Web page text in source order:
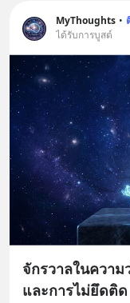
MyThoughts •
ได้รับการบูสต์
จักรวาลในความ
และการไม่ยึดติด